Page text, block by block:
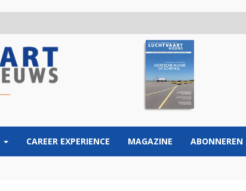
CAREER EXPERIENCE MAGAZINE ABONNEREN